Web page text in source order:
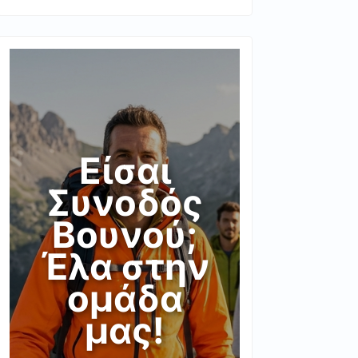
Είσαι
Συνοδός
Βουνού;
Έλα στην
ομάδα
μας!